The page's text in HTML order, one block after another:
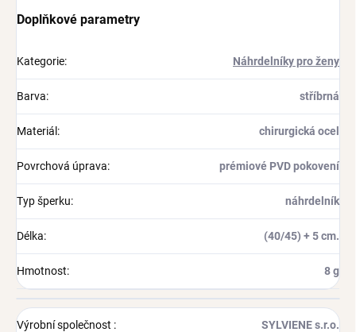
Doplňkové parametry
Kategorie: Náhrdelníky pro ženy
Barva: stříbrná
Materiál : chirurgická ocel
Povrchová úprava: prémiové PVD pokovení
Typ šperku: náhrdelník
Délka: (40/45) + 5 cm.
Hmotnost: 8 g
Výrobní společnost : SYLVIENE s.r.o.